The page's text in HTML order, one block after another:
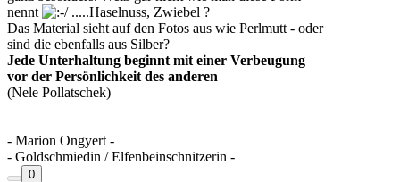
nennt
.....Haselnuss, Zwiebel ?
Das Material sieht auf den Fotos aus wie Perlmutt - oder
sind die ebenfalls aus Silber?
Jede Unterhaltung beginnt mit einer Verbeugung
vor der Persönlichkeit des anderen
(Nele Pollatschek)
- Marion Ongyert -
- Goldschmiedin / Elfenbeinschnitzerin -
0